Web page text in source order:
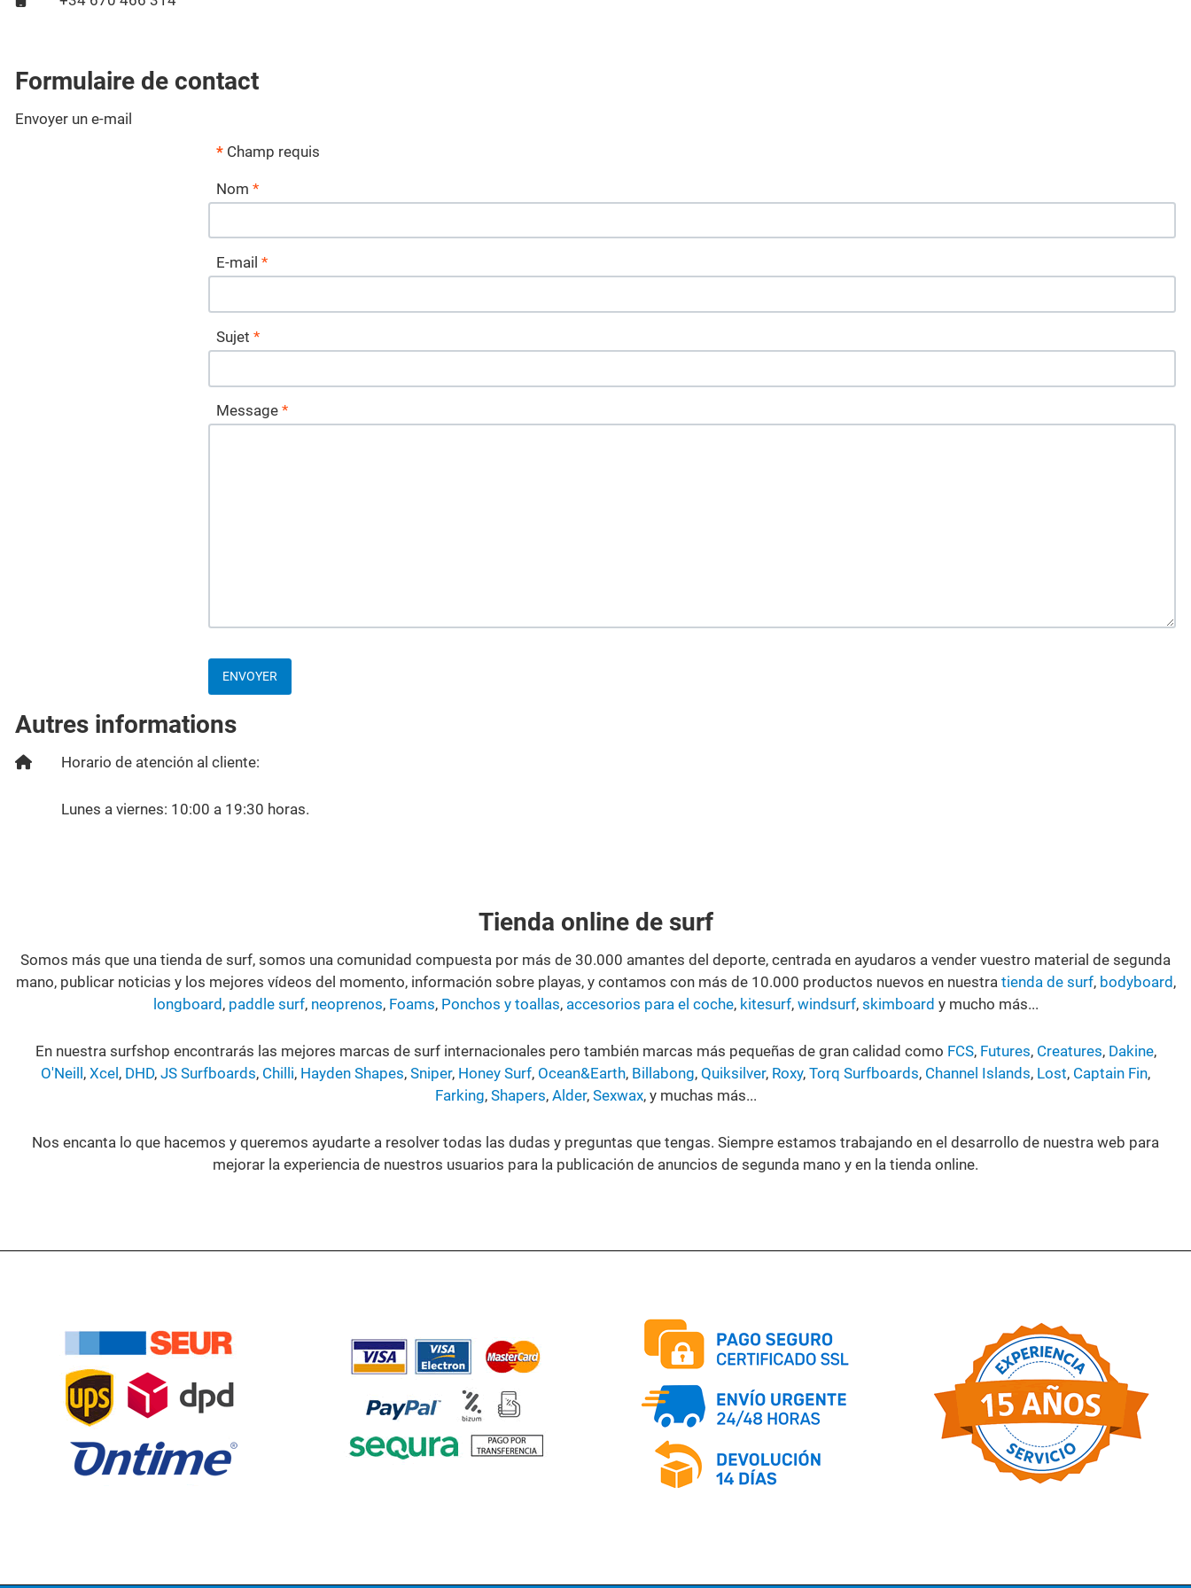
Formulaire de contact
Envoyer un e-mail
*Champ requis
Nom *
E-mail *
Sujet *
Message*
ENVOYER
Autres informations
Autres informations
Horario de atención al cliente:
Lunes a viernes: 10:00 a 19:30 horas.
Tienda online de surf
Somos más que una tienda de surf, somos una comunidad compuesta por más de 30.000 amantes del deporte, centrada en ayudaros a vender vuestro material de segunda
mano, publicar noticias y los mejores vídeos del momento, información sobre playas, y contamos con más de 10.000 productos nuevos en nuestra tienda de surf, bodyboard ,
longboard , paddle surf, neoprenos, Foams, Ponchos y toallas, accesorios para el coche, kitesurf, windsurf, skimboard y mucho más...
En nuestra surfshop encontrarás las mejores marcas de surf internacionales pero también marcas más pequeñas de gran calidad como FCS, Futures, Creatures, Dakine,
O'Neill , Xcel , DHD, JS Surfboards, Chilli, Hayden Shapes, Sniper, Honey Surf, Ocean&Earth, Billabong, Quiksilver, Roxy, Torq Surfboards, Channel Islands, Lost, Captain Fin,
Farking, Shapers, Alder, Sexwax, y muchas más...
Nos encanta lo que hacemos y queremos ayudarte a resolver todas las dudas y preguntas que tengas. Siempre estamos trabajando en el desarrollo de nuestra web para
mejorar la experiencia de nuestros usuarios para la publicación de anuncios de segunda mano y en la tienda online.